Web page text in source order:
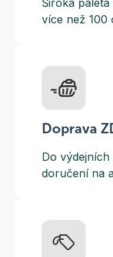
Široká
více než 100
Doprava
Do
doručení na